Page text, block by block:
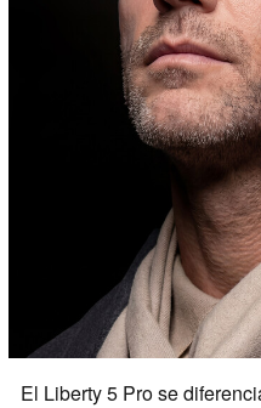
El Liberty 5 Pro se